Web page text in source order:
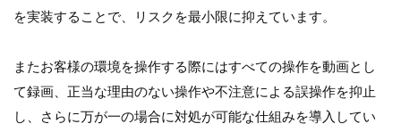
を実装することで、リスクを最小限に抑えています。
またお客様の環境を操作する際にはすべての操作を動画とし
て録画、正当な理由のない操作や不注意による誤操作を抑止
し、さらに万が一の場合に対処が可能な仕組みを導入してい